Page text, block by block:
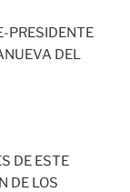
PRESIDENTE
DEL
DE ESTE
DE LOS